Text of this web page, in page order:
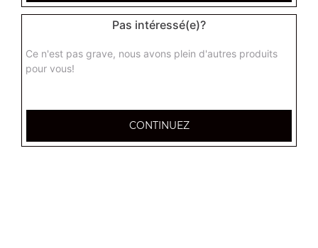
Pas intéressé(e)?
Ce n'est pas grave, nous avons plein d'autres produits
pour vous!
CONTINUEZ